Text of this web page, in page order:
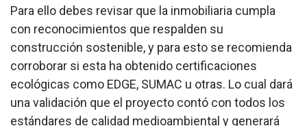
Para ello debes revisar que la inmobiliaria cumpla
con reconocimientos que respalden su
construcción sostenible, y para esto se recomienda
corroborar si esta ha obtenido certificaciones
ecológicas como EDGE, SUMAC u otras. Lo cual dará
una validación que el proyecto contó con todos los
estándares de calidad medioambiental y generará